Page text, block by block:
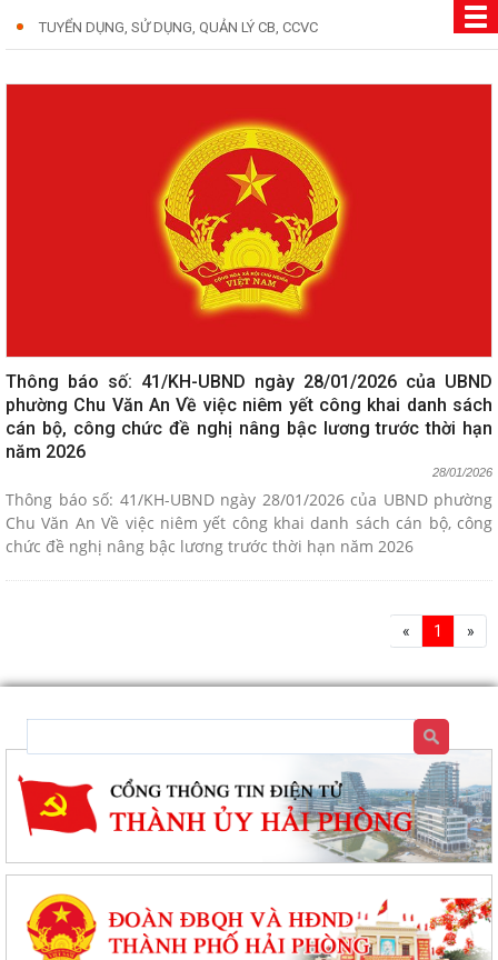
TUYỂN DỤNG, SỬ DỤNG, QUẢN LÝ CB, CCVC
Thông báo số: 41/KH-UBND ngày 28/01/2026 của UBND
phường Chu Văn An Về việc niêm yết công khai danh sách
cán bộ, công chức đề nghị nâng bậc lương trước thời hạn
năm 2026
28/01/2026
Thông báo số: 41/KH-UBND ngày 28/01/2026 của UBND phường
Chu Văn An Về việc niêm yết công khai danh sách cán bộ, công
chức đề nghị nâng bậc lương trước thời hạn năm 2026
« 1 »